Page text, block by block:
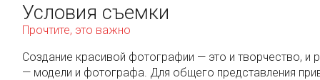
Условия съемки
Прочтите, это важно
Создание красивой фотографии — это и творчество, и
— модели и фотографа. Для общего представления